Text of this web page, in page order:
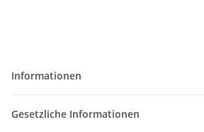
Informationen
Gesetzliche Informationen